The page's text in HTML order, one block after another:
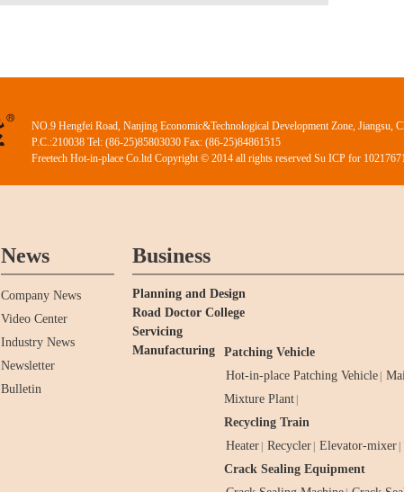
NO.9 Hengfei Road, Nanjing Economic&Technological Development Zone, Jiangsu,
P.C.:210038 Tel: (86-25)85803030 Fax: (86-25)84861515
Freetech Hot-in-place Co.ltd Copyright © 2014 all rights reserved Su ICP for
News
Company News
Video Center
Industry News
Newsletter
Bulletin
Business
Planning and Design
Road Doctor College
Servicing
Manufacturing
Patching Vehicle
Hot-in-place Patching Vehicle
Mixture Plant
Recycling Train
Heater Recycler Elevator-mixer
Crack Sealing Equipment